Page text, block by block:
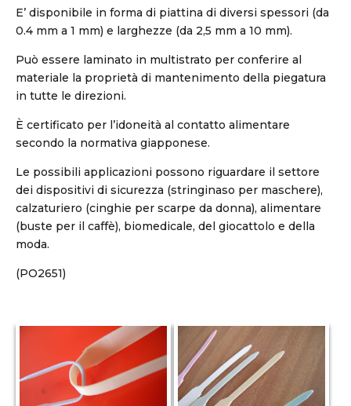
E’ disponibile in forma di piattina di diversi spessori (da
0.4 mm a 1 mm) e larghezze (da 2,5 mm a 10 mm).
Può essere laminato in multistrato per conferire al
materiale la proprietà di mantenimento della piegatura
in tutte le direzioni.
È certificato per l’idoneità al contatto alimentare
secondo la normativa giapponese.
Le possibili applicazioni possono riguardare il settore
dei dispositivi di sicurezza (stringinaso per maschere),
calzaturiero (cinghie per scarpe da donna), alimentare
(buste per il caffè), biomedicale, del giocattolo e della
moda.
(PO2651)